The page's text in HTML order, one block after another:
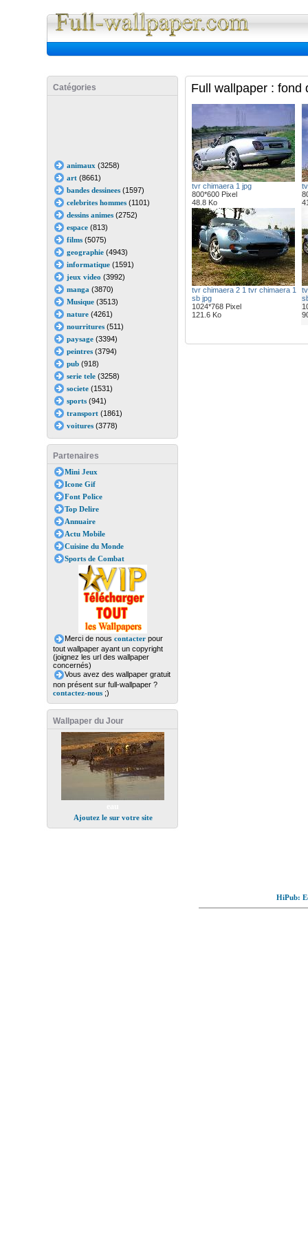
Catégories
animaux (3258)
art(8661)
bandes dessinees(1597)
celebrites hommes(1101)
dessins animes(2752)
espace(813)
films(5075)
geographie(4943)
informatique(1591)
jeux video (3992)
manga (3870)
Musique(3513)
nature(4261)
nourritures(511)
paysage(3394)
peintres(3794)
pub(918)
serie tele(3258)
societe(1531)
sports(941)
transport(1861)
voitures(3778)
Partenaires
Mini Jeux
Icone Gif
Font Police
Top Delire
Annuaire
Actu Mobile
Cuisine du Monde
Sports de Combat
Merci de nous contacterpour
tout wallpaper ayant un copyright
(joignez les url des wallpaper
concernés)
Vous avez des wallpaper gratuit
non présent sur full-wallpaper ?
contactez-nous;)
Wallpaper du Jour
Ajoutez le sur votre site
Full wallpaper : fond
tvr chimaera 1 jpg
800*600 Pixel
48.8 Ko
tvr chimaera 2 1 tvr chimaera 1
sb jpg
1024*768 Pixel
121.6 Ko
HiPub: